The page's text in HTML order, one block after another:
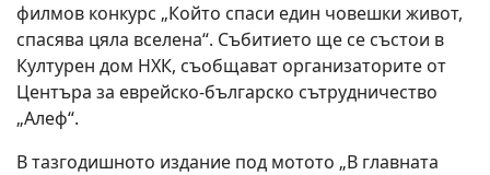
филмов конкурс „Който спаси един човешки живот,
спасява цяла вселена“. Събитието ще се състои в
Културен дом НХК, съобщават организаторите от
Центъра за еврейско-българско сътрудничество
„Алеф“.
В тазгодишното издание под мотото „В главната